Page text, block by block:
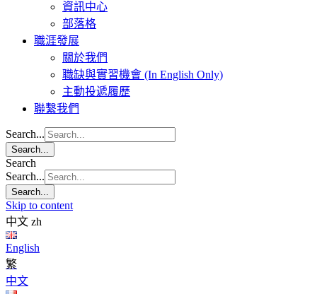
資訊中心
部落格
職涯發展
關於我們
職缺與實習機會 (In English Only)
主動投遞履歷
聯繫我們
Search...
Search...
Search
Search...
Search...
Skip to content
中文 zh
English
繁
中文